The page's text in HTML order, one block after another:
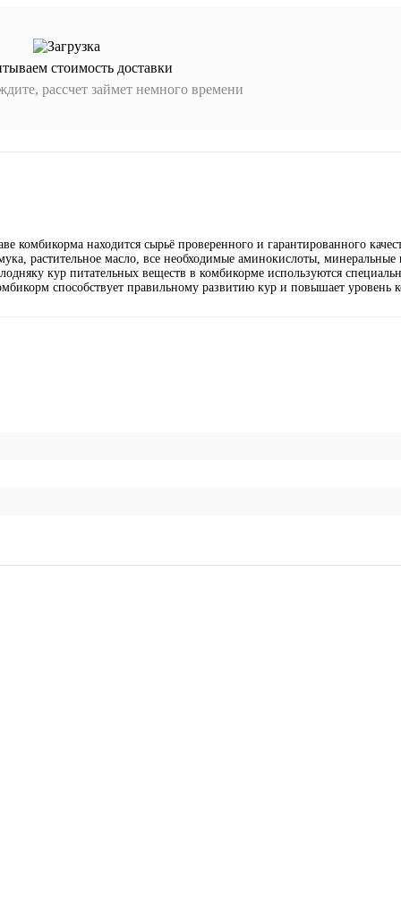
стоимость доставки
рассчет займет немного времени
комбикорма находится сырьё проверенного и гарантированного
растительное масло, все необходимые аминокислоты, минеральные
кур питательных веществ в комбикорме используются
способствует правильному развитию кур и повышает уровень